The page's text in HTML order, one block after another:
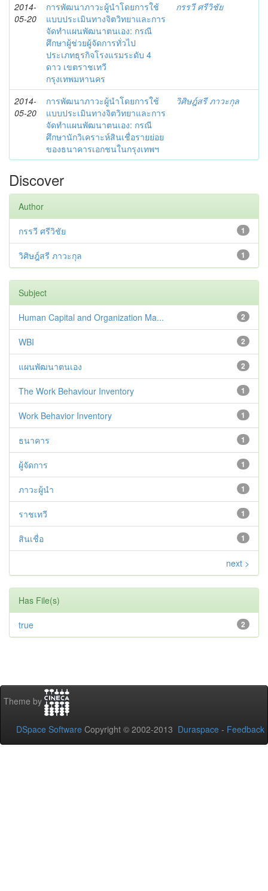
2014-
05-20
การพัฒนาภาวะผู้นำโดยการใช้
แบบประเมินทางจิตวิทยาและการ
จัดทำแผนพัฒนาตนเอง: กรณี
ศึกษาผู้ช่วยผู้จัดการทั่วไป
ประเภทธุรกิจโรงแรมระดับ 4
ดาว เขตราชเทวี
กรุงเทพมหานคร
กรรวี ศรีวิชัย
2014-
05-20
การพัฒนาภาวะผู้นำโดยการใช้
แบบประเมินทางจิตวิทยาและการ
จัดทำแผนพัฒนาตนเอง: กรณี
ศึกษานักวิเคราะห์สินเชื่อรายย่อย
ของธนาคารเอกชนในกรุงเทพฯ
วิศิษฎ์สรี ภาวะกุล
Discover
Author
1
กรรวี ศรีวิชัย
1
วิศิษฎ์สรี ภาวะกุล
Subject
2
Human Capital and Organization Ma...
2
WBI
2
แผนพัฒนาตนเอง
1
The Work Behaviour Inventory
1
Work Behavior Inventory
1
ธนาคาร
1
ผู้จัดการ
1
ภาวะผู้นำ
1
ราชเทวี
1
สินเชื่อ
next >
Has File(s)
2
true
Theme by
DSpace Software Copyright © 2002-2013 Duraspace - Feedback